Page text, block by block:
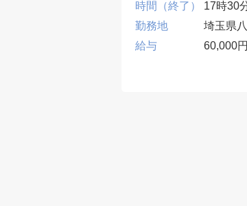
時間（終了）
17時30
勤務地
埼玉県
給与
60,000円